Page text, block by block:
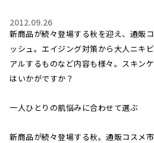
2012.09.26
新商品が続々登場する秋を迎え、通販
ッシュ。エイジング対策から大人ニキ
アルするものなど内容も様々。スキン
はいかがですか？
一人ひとりの肌悩みに合わせて選ぶ
新商品が続々登場する秋。通販コスメ